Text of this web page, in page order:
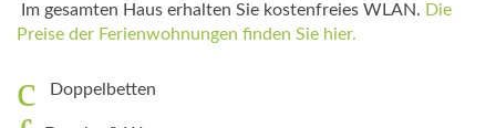
Im gesamten Haus erhalten Sie kostenfreies WLAN. Die
Preise der Ferienwohnungen finden Sie hier.
Doppelbetten